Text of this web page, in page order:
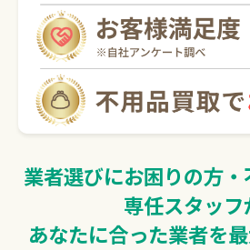
0120-
無料・24時
Webで無料見
業者選びにお困りの方・
専任スタッフ
あなたに合った業者を